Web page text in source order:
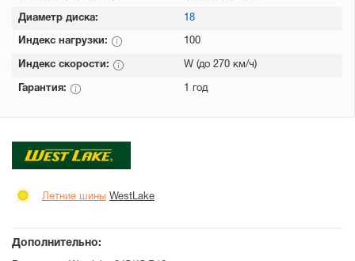
Диаметр диска: 18
Индекс нагрузки: 100
Индекс скорости: W (до 270 км/ч)
Гарантия: 1 год
Летние шины WestLake
Дополнительно: